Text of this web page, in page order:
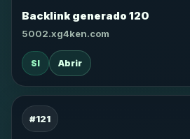
Backlink generado 120
5002.xg4ken.com
SI Abrir
#121